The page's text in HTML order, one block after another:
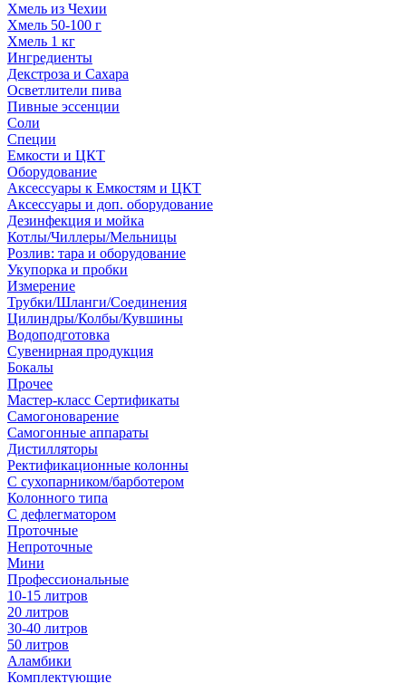
Хмель из Чехии
Хмель 50-100 г
Хмель 1 кг
Ингредиенты
Декстроза и Сахара
Осветлители пива
Пивные эссенции
Соли
Специи
Емкости и ЦКТ
Оборудование
Аксессуары к Емкостям и ЦКТ
Аксессуары и доп. оборудование
Дезинфекция и мойка
Котлы/Чиллеры/Мельницы
Розлив: тара и оборудование
Укупорка и пробки
Измерение
Трубки/Шланги/Соединения
Цилиндры/Колбы/Кувшины
Водоподготовка
Сувенирная продукция
Бокалы
Прочее
Мастер-класс Сертификаты
Самогоноварение
Самогонные аппараты
Дистилляторы
Ректификационные колонны
С сухопарником/барботером
Колонного типа
С дефлегматором
Проточные
Непроточные
Мини
Профессиональные
10-15 литров
20 литров
30-40 литров
50 литров
Аламбики
Комплектующие